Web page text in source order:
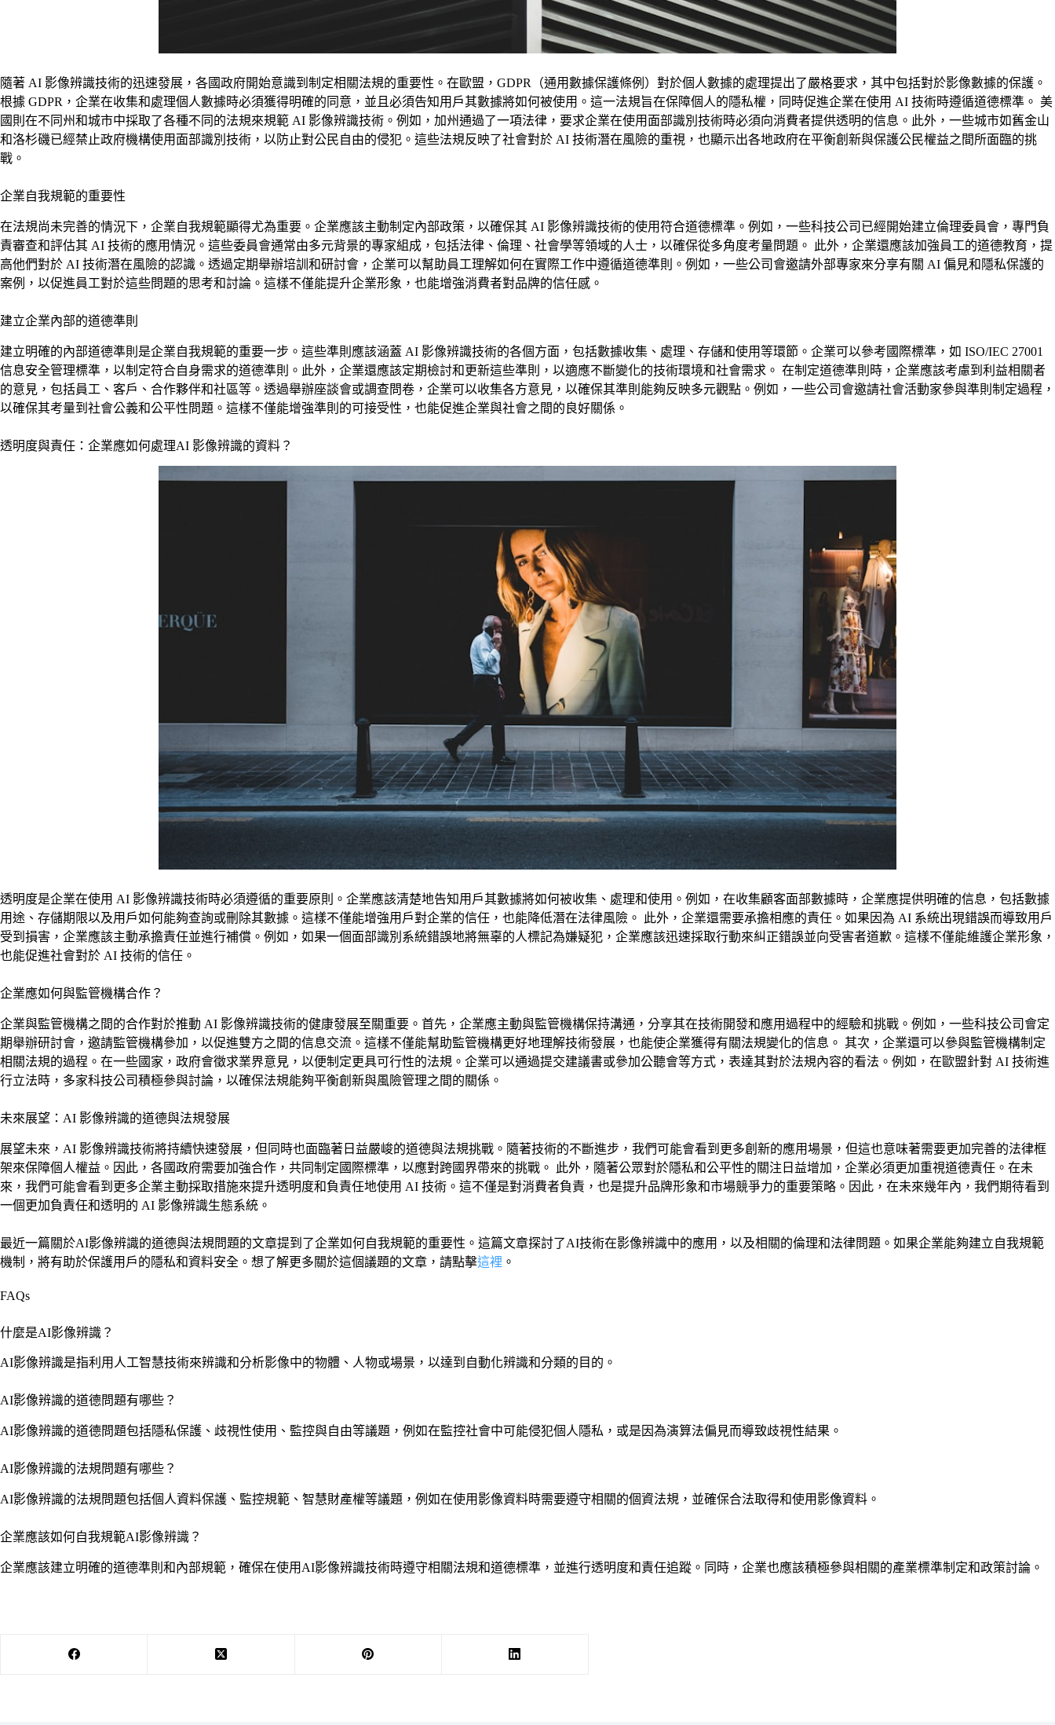
隨著 AI 影像辨識技術的迅速發展，各國政府開始意識到制定相關法規的重要性。在歐盟，GDPR（通用數據保護條例）對於個人數據的處理提出了嚴格要求，其中包括對於影像數據的保護。
根據 GDPR，企業在收集和處理個人數據時必須獲得明確的同意，並且必須告知用戶其數據將如何被使用。這一法規旨在保障個人的隱私權，同時促進企業在使用 AI 技術時遵循道德標準。 美
國則在不同州和城市中採取了各種不同的法規來規範 AI 影像辨識技術。例如，加州通過了一項法律，要求企業在使用面部識別技術時必須向消費者提供透明的信息。此外，一些城市如舊金山
和洛杉磯已經禁止政府機構使用面部識別技術，以防止對公民自由的侵犯。這些法規反映了社會對於 AI 技術潛在風險的重視，也顯示出各地政府在平衡創新與保護公民權益之間所面臨的挑
戰。
企業自我規範的重要性
在法規尚未完善的情況下，企業自我規範顯得尤為重要。企業應該主動制定內部政策，以確保其 AI 影像辨識技術的使用符合道德標準。例如，一些科技公司已經開始建立倫理委員會，專門負
責審查和評估其 AI 技術的應用情況。這些委員會通常由多元背景的專家組成，包括法律、倫理、社會學等領域的人士，以確保從多角度考量問題。 此外，企業還應該加強員工的道德教育，提
高他們對於 AI 技術潛在風險的認識。透過定期舉辦培訓和研討會，企業可以幫助員工理解如何在實際工作中遵循道德準則。例如，一些公司會邀請外部專家來分享有關 AI 偏見和隱私保護的
案例，以促進員工對於這些問題的思考和討論。這樣不僅能提升企業形象，也能增強消費者對品牌的信任感。
建立企業內部的道德準則
建立明確的內部道德準則是企業自我規範的重要一步。這些準則應該涵蓋 AI 影像辨識技術的各個方面，包括數據收集、處理、存儲和使用等環節。企業可以參考國際標準，如 ISO/IEC 27001
信息安全管理標準，以制定符合自身需求的道德準則。此外，企業還應該定期檢討和更新這些準則，以適應不斷變化的技術環境和社會需求。 在制定道德準則時，企業應該考慮到利益相關者
的意見，包括員工、客戶、合作夥伴和社區等。透過舉辦座談會或調查問卷，企業可以收集各方意見，以確保其準則能夠反映多元觀點。例如，一些公司會邀請社會活動家參與準則制定過程，
以確保其考量到社會公義和公平性問題。這樣不僅能增強準則的可接受性，也能促進企業與社會之間的良好關係。
透明度與責任：企業應如何處理AI 影像辨識的資料？
透明度是企業在使用 AI 影像辨識技術時必須遵循的重要原則。企業應該清楚地告知用戶其數據將如何被收集、處理和使用。例如，在收集顧客面部數據時，企業應提供明確的信息，包括數據
用途、存儲期限以及用戶如何能夠查詢或刪除其數據。這樣不僅能增強用戶對企業的信任，也能降低潛在法律風險。 此外，企業還需要承擔相應的責任。如果因為 AI 系統出現錯誤而導致用戶
受到損害，企業應該主動承擔責任並進行補償。例如，如果一個面部識別系統錯誤地將無辜的人標記為嫌疑犯，企業應該迅速採取行動來糾正錯誤並向受害者道歉。這樣不僅能維護企業形象，
也能促進社會對於 AI 技術的信任。
企業應如何與監管機構合作？
企業與監管機構之間的合作對於推動 AI 影像辨識技術的健康發展至關重要。首先，企業應主動與監管機構保持溝通，分享其在技術開發和應用過程中的經驗和挑戰。例如，一些科技公司會定
期舉辦研討會，邀請監管機構參加，以促進雙方之間的信息交流。這樣不僅能幫助監管機構更好地理解技術發展，也能使企業獲得有關法規變化的信息。 其次，企業還可以參與監管機構制定
相關法規的過程。在一些國家，政府會徵求業界意見，以便制定更具可行性的法規。企業可以通過提交建議書或參加公聽會等方式，表達其對於法規內容的看法。例如，在歐盟針對 AI 技術進
行立法時，多家科技公司積極參與討論，以確保法規能夠平衡創新與風險管理之間的關係。
未來展望：AI 影像辨識的道德與法規發展
展望未來，AI 影像辨識技術將持續快速發展，但同時也面臨著日益嚴峻的道德與法規挑戰。隨著技術的不斷進步，我們可能會看到更多創新的應用場景，但這也意味著需要更加完善的法律框
架來保障個人權益。因此，各國政府需要加強合作，共同制定國際標準，以應對跨國界帶來的挑戰。 此外，隨著公眾對於隱私和公平性的關注日益增加，企業必須更加重視道德責任。在未
來，我們可能會看到更多企業主動採取措施來提升透明度和負責任地使用 AI 技術。這不僅是對消費者負責，也是提升品牌形象和市場競爭力的重要策略。因此，在未來幾年內，我們期待看到
一個更加負責任和透明的 AI 影像辨識生態系統。
最近一篇關於AI影像辨識的道德與法規問題的文章提到了企業如何自我規範的重要性。這篇文章探討了AI技術在影像辨識中的應用，以及相關的倫理和法律問題。如果企業能夠建立自我規範
機制，將有助於保護用戶的隱私和資料安全。想了解更多關於這個議題的文章，請點擊這裡 。
FAQs
什麼是AI影像辨識？
AI影像辨識是指利用人工智慧技術來辨識和分析影像中的物體、人物或場景，以達到自動化辨識和分類的目的。
AI影像辨識的道德問題有哪些？
AI影像辨識的道德問題包括隱私保護、歧視性使用、監控與自由等議題，例如在監控社會中可能侵犯個人隱私，或是因為演算法偏見而導致歧視性結果。
AI影像辨識的法規問題有哪些？
AI影像辨識的法規問題包括個人資料保護、監控規範、智慧財產權等議題，例如在使用影像資料時需要遵守相關的個資法規，並確保合法取得和使用影像資料。
企業應該如何自我規範AI影像辨識？
企業應該建立明確的道德準則和內部規範，確保在使用AI影像辨識技術時遵守相關法規和道德標準，並進行透明度和責任追蹤。同時，企業也應該積極參與相關的產業標準制定和政策討論。